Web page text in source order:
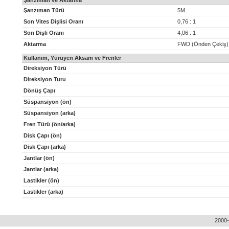
Şanzıman Türü
5M
Son Vites Dişlisi Oranı
0,76 : 1
Son Dişli Oranı
4,06 : 1
Aktarma
FWD (Önden Çekiş)
Kullanım, Yürüyen Aksam ve Frenler
Direksiyon Türü
Direksiyon Turu
Dönüş Çapı
Süspansiyon (ön)
Süspansiyon (arka)
Fren Türü (ön/arka)
Disk Çapı (ön)
Disk Çapı (arka)
Jantlar (ön)
Jantlar (arka)
Lastikler (ön)
Lastikler (arka)